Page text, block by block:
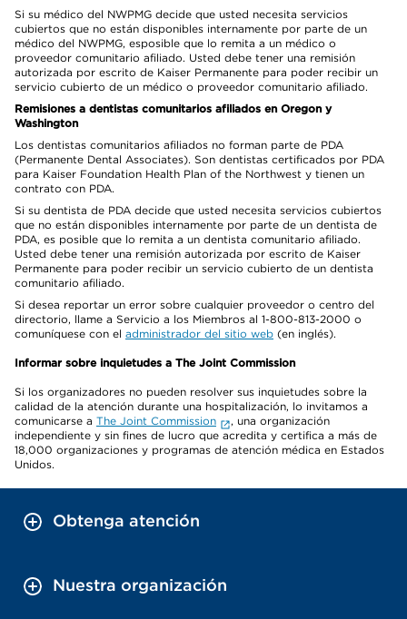
Si su médico del NWPMG decide que usted necesita servicios
cubiertos que no están disponibles internamente por parte de un
médico del NWPMG, esposible que lo remita a un médico o
proveedor comunitario afiliado. Usted debe tener una remisión
autorizada por escrito de Kaiser Permanente para poder recibir un
servicio cubierto de un médico o proveedor comunitario afiliado.
Remisiones a dentistas comunitarios afiliados en Oregon y
Washington
Los dentistas comunitarios afiliados no forman parte de PDA
(Permanente Dental Associates). Son dentistas certificados por PDA
para Kaiser Foundation Health Plan of the Northwest y tienen un
contrato con PDA.
Si su dentista de PDA decide que usted necesita servicios cubiertos
que no están disponibles internamente por parte de un dentista de
PDA, es posible que lo remita a un dentista comunitario afiliado.
Usted debe tener una remisión autorizada por escrito de Kaiser
Permanente para poder recibir un servicio cubierto de un dentista
comunitario afiliado.
Si desea reportar un error sobre cualquier proveedor o centro del
directorio, llame a Servicio a los Miembros al 1-800-813-2000 o
comuníquese con el administrador del sitio web (en inglés).
Informar sobre inquietudes a The Joint Commission
Si los organizadores no pueden resolver sus inquietudes sobre la
calidad de la atención durante una hospitalización, lo invitamos a
comunicarse a The Joint Commission
, una organización
independiente y sin fines de lucro que acredita y certifica a más de
18,000 organizaciones y programas de atención médica en Estados
Unidos.
Obtenga atención
Nuestra organización